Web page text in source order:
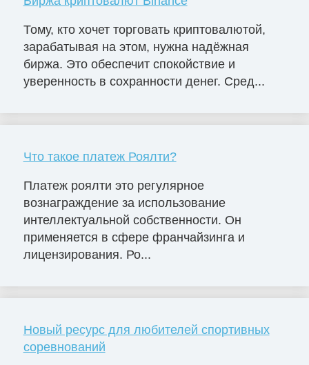
Тому, кто хочет торговать криптовалютой,
зарабатывая на этом, нужна надёжная
биржа. Это обеспечит спокойствие и
уверенность в сохранности денег. Сред...
Что такое платеж Роялти?
Платеж роялти это регулярное
вознаграждение за использование
интеллектуальной собственности. Он
применяется в сфере франчайзинга и
лицензирования. Ро...
Новый ресурс для любителей спортивных
соревнований